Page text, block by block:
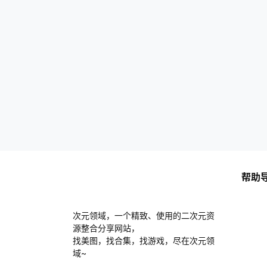
次元领域，一个精致、使用的二次元资
源整合分享网站，
找美图，找合集，找游戏，尽在次元领
域~
帮助